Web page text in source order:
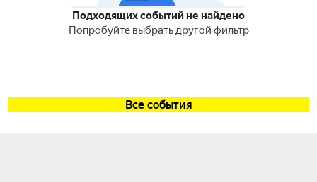
Подходящих событий не найдено
Попробуйте выбрать другой фильтр
Все события